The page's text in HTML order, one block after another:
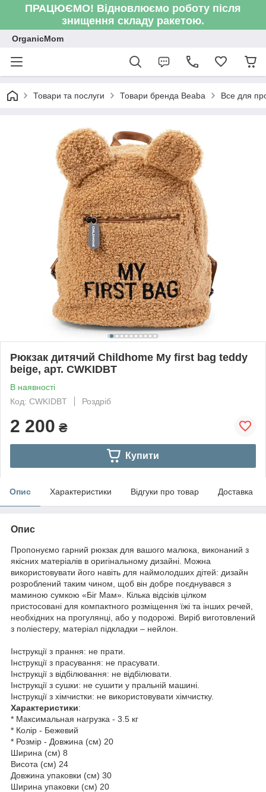
ПРАЦЮЄМО! Відновлюємо роботу після
знищення складу ракетою.
OrganicMom
Товари та послуги Товари бренда Beaba Все для
Рюкзак дитячий Childhome My first bag teddy
beige, арт. CWKIDBT
В наявності
Код: CWKIDBT
Роздріб
2 200 ₴
Купити
Опис Характеристики Відгуки про товар Доставка
Опис
Пропонуємо гарний рюкзак для вашого малюка, виконаний з
якісних матеріалів в оригінальному дизайні. Можна
використовувати його навіть для наймолодших дітей: дизайн
розроблений таким чином, щоб він добре поєднувався з
маминою сумкою «Біг Мам». Кілька відсіків цілком
пристосовані для компактного розміщення їжі та інших речей,
необхідних на прогулянці, або у подорожі. Виріб виготовлений
з поліестеру, матеріал підкладки – нейлон.
Інструкції з прання: не прати.
Інструкції з прасування: не прасувати.
Інструкції з відбілювання: не відбілювати.
Інструкції з сушки: не сушити у пральній машині.
Інструкції з хімчистки: не використовувати хімчистку.
Характеристики:
* Максимальная нагрузка - 3.5 кг
* Колір - Бежевий
* Розмір - Довжина (см) 20
Ширина (см) 8
Висота (см) 24
Довжина упаковки (см) 30
Ширина упаковки (см) 20